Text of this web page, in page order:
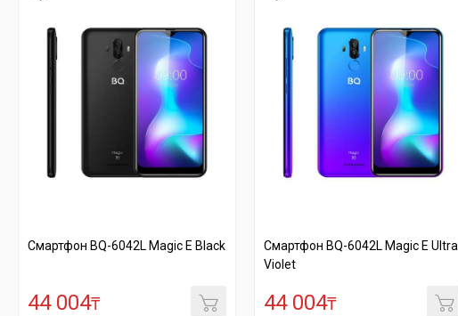
Смартфон BQ-6042L Magic E Ultra
44 004
Смартфон BQ 5047L Like Black
45 486